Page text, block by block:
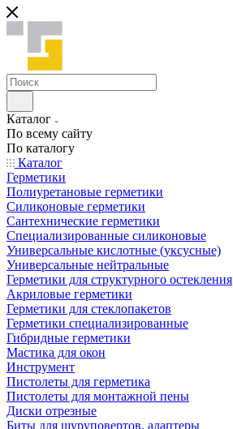
Каталог
По всему сайту
По каталогу
Каталог
Герметики
Полиуретановые герметики
Силиконовые герметики
Сантехнические герметики
Специализированные силиконовые
Универсальные кислотные (уксусные)
Универсальные нейтральные
Герметики для структурного остекления
Акриловые герметики
Герметики для стеклопакетов
Герметики специализированные
Гибридные герметики
Мастика для окон
Инструмент
Пистолеты для герметика
Пистолеты для монтажной пены
Диски отрезные
Биты для шуруповертов, адаптеры